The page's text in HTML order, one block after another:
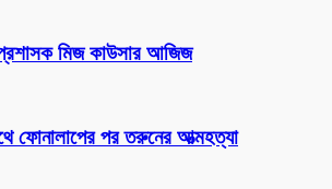
প্রশাসক মিজ কাউসার আজিজ
ফোনালাপের পর তরুনের আত্মহত্যা